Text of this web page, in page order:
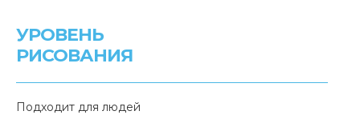
УРОВЕНЬ
РИСОВАНИЯ
Подходит для людей